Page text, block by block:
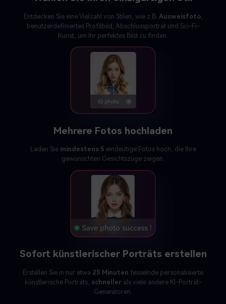
Entdecken Sie eine Vielzahl von Stilen, wie z.B. Ausweisfoto,
benutzerdefiniertes Profilbild, Abschlussporträt und Sci-Fi-
Kunst, um Ihr perfektes Bild zu finden.
Mehrere Fotos hochladen
Laden Sie mindestens 5 eindeutige Fotos hoch, die Ihre
gewünschten Gesichtszüge zeigen.
Sofort künstlerischer Porträts erstellen
Erstellen Sie in nur etwa 25 Minuten fesselnde personalisierte
künstlerische Porträts, schnellerals viele andere KI-Porträt-
Generatoren.